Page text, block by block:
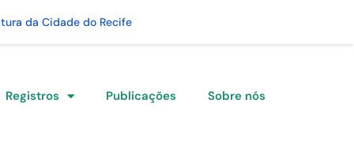
da Cidade do Recife
Registros Publicações Sobre nós